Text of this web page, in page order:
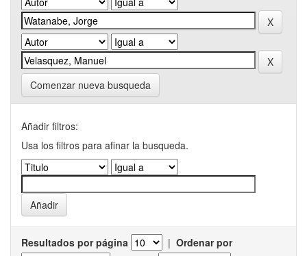
Comenzar nueva busqueda
Añadir filtros:
Usa los filtros para afinar la busqueda.
Resultados por página | Ordenar por